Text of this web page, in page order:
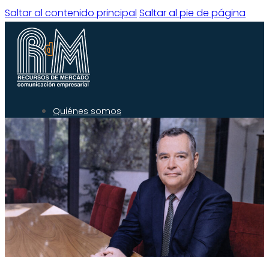
Saltar al contenido principal Saltar al pie de página
Quiénes somos
Qué hacemos
Experiencia
Servicios
Clientes
Blog
Contacto